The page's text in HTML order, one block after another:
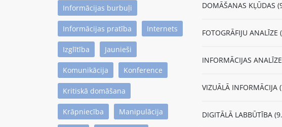
Informācijas burbuļi
Informācijas pratība Internets
Izglītība Jaunieši
Komunikācija Konference
Kritiskā domāšana
Krāpniecība Manipulācija
DOMĀŠANAS KĻŪDAS
FOTOGRĀFIJU
INFORMĀCIJAS
VIZUĀLĀ INFORMĀCIJA
DIGITĀLĀ LABBŪTĪBA